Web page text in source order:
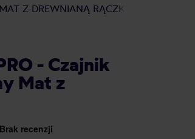
Z DREWNIANĄ RĄCZKĄ
- Czajnik
Mat z